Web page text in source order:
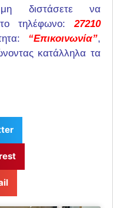
διστάσετε να
τηλέφωνο: 27210
“Επικοινωνία”,
κατάλληλα τα